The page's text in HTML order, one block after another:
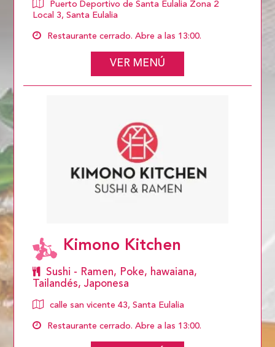
Puerto Deportivo de Santa Eulalia Zona 2
Local 3, Santa Eulalia
Restaurante cerrado. Abre a las 13:00.
VER MENÚ
Kimono Kitchen
Sushi - Ramen, Poke, hawaiana,
Tailandés, Japonesa
calle san vicente 43, Santa Eulalia
Restaurante cerrado. Abre a las 13:00.